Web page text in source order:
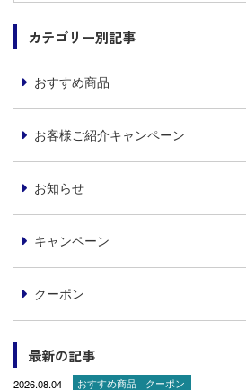
カテゴリー別記事
おすすめ商品
お客様ご紹介キャンペーン
お知らせ
キャンペーン
クーポン
最新の記事
2026.08.04 おすすめ商品 クーポン